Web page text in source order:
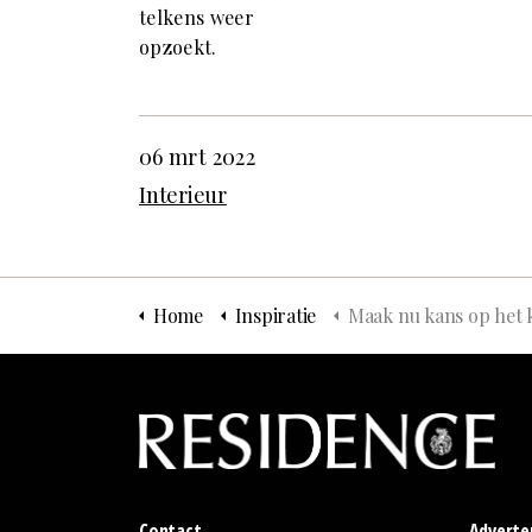
telkens weer
opzoekt.
06 mrt 2022
Interieur
Home Inspiratie Maak nu kans op het koffietafelboek over de wereldberoemde ontwerper